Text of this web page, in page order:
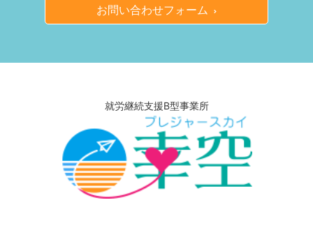
お問い合わせフォーム
就労継続支援B型事業所